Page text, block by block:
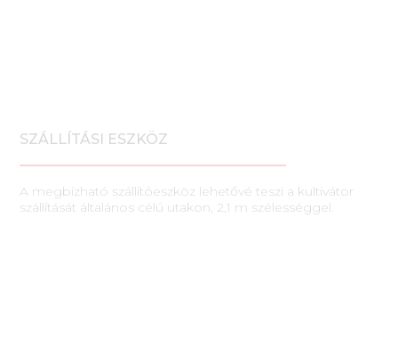
SZÁLLÍTÁSI ESZKÖZ
A megbízható szállítóeszköz lehetővé teszi a kultivátor
szállítását általános célú utakon, 2,1 m szélességgel.